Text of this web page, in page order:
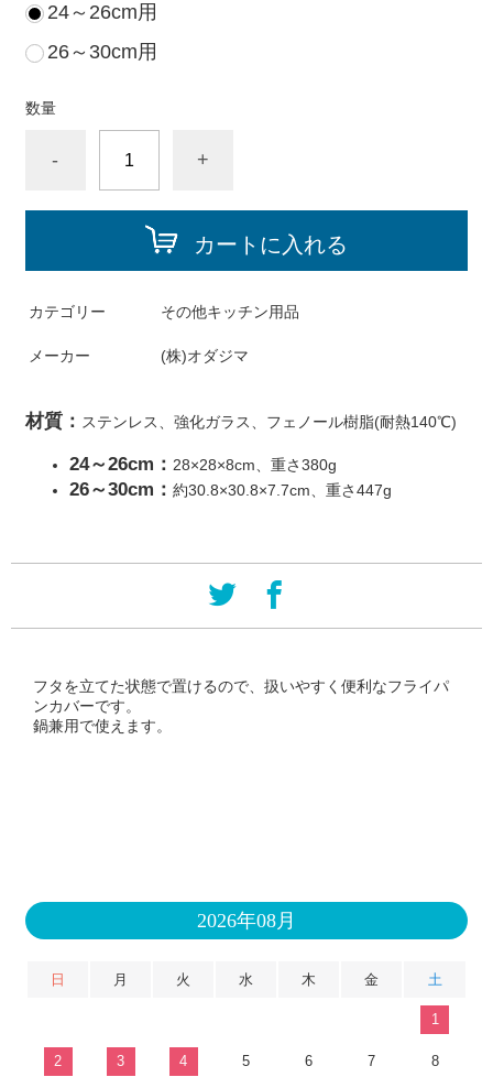
24～26cm用
26～30cm用
数量
- +
カートに入れる
カテゴリー その他キッチン用品
メーカー (株)オダジマ
材質： ステンレス、強化ガラス、フェノール樹脂(耐熱140℃)
24～26cm： 28×28×8cm、重さ380g
26～30cm： 約30.8×30.8×7.7cm、重さ447g
フタを立てた状態で置けるので、扱いやすく便利なフライパ
ンカバーです。
鍋兼用で使えます。
2026年08月
日 月 火 水 木 金 土
1
2 3 4 5 6 7 8